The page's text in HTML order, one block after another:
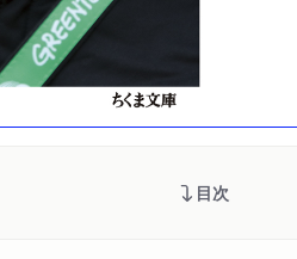
目次